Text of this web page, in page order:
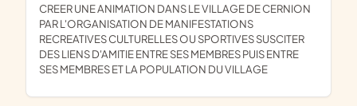
CREER UNE ANIMATION DANS LE VILLAGE DE CERNION
PAR L'ORGANISATION DE MANIFESTATIONS
RECREATIVES CULTURELLES OU SPORTIVES SUSCITER
DES LIENS D'AMITIE ENTRE SES MEMBRES PUIS ENTRE
SES MEMBRES ET LA POPULATION DU VILLAGE